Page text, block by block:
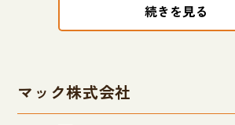
続きを見る
マック株式会社